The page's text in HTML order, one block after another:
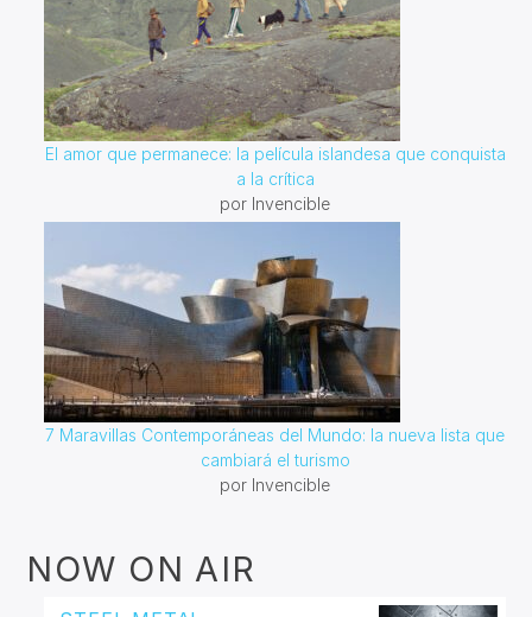
El amor que permanece: la película islandesa que conquista
a la crítica
por Invencible
7 Maravillas Contemporáneas del Mundo: la nueva lista que
cambiará el turismo
por Invencible
NOW ON AIR